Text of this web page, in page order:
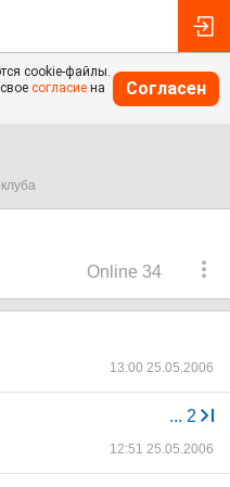
cookie-файлы.
согласие на
Согласен
Online 34
13:00 25.05.2006
... 2
12:51 25.05.2006